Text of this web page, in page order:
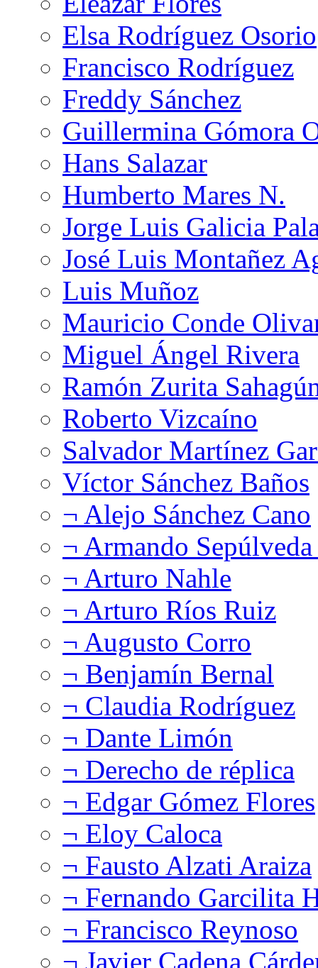
Elsa Rodríguez Osorio
Francisco Rodríguez
Freddy Sánchez
Guillermina Gómora
Hans Salazar
Humberto Mares N.
Jorge Luis Galicia
José Luis Montañez
Luis Muñoz
Mauricio Conde
Miguel Ángel Rivera
Ramón Zurita
Roberto Vizcaíno
Salvador Martínez
Víctor Sánchez Baños
¬ Alejo Sánchez Cano
¬ Armando
¬ Arturo Nahle
¬ Arturo Ríos Ruiz
¬ Augusto Corro
¬ Benjamín Bernal
¬ Claudia Rodríguez
¬ Dante Limón
¬ Derecho de réplica
¬ Edgar Gómez Flores
¬ Eloy Caloca
¬ Fausto Alzati Araiza
¬ Fernando Garcilita
¬ Francisco Reynoso
¬ Javier Cadena